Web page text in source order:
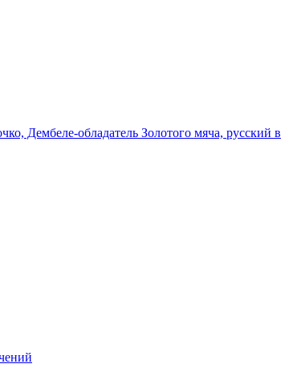
обладатель Золотого мяча, русский